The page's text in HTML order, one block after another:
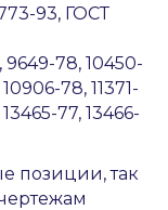
93, ГОСТ
9649-78, 10450-
78, 11371-
77, 13466-
позиции, так